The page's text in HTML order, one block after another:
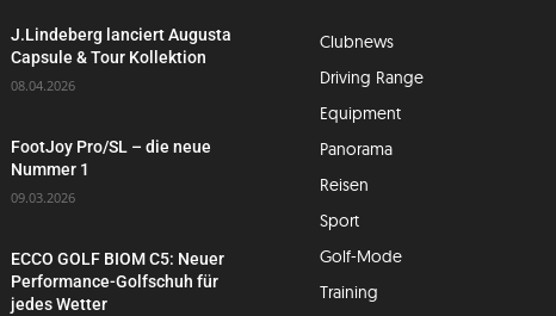
J.Lindeberg lanciert Augusta
Capsule & Tour Kollektion
08.04.2026
FootJoy Pro/SL – die neue
Nummer 1
09.03.2026
ECCO GOLF BIOM C5: Neuer
Performance-Golfschuh für
jedes Wetter
Clubnews
Driving Range
Equipment
Panorama
Reisen
Sport
Golf-Mode
Training